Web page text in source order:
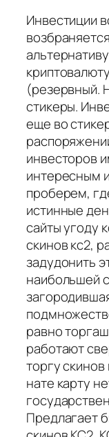
Инвестиции
(резервный.
стикеры.
еще во
инвесторов
интересным
проберем,
истинные
сайты угоду
скинов кс2,
задудонить
наибольшей
равно
работают
торгу
нате карту
Предлагает